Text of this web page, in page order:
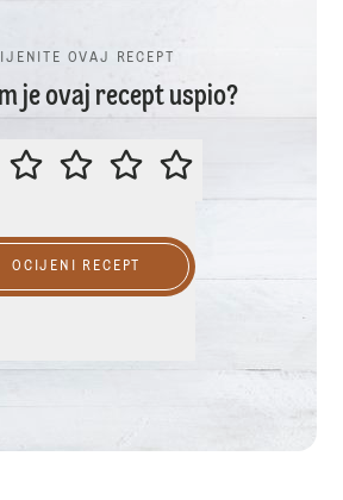
OVAJ RECEPT
je ovaj recept uspio?
OCIJENITE OVAJ RECEPT
OCIJENI RECEPT